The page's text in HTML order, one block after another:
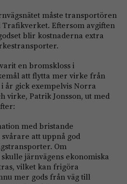
måste transportören
Eftersom avgiften
blir kostnaderna extra
en bromskloss i
att flytta mer virke från
år gick exempelvis Norra
virke, Patrik Jonsson, ut med
med bristande
att uppnå god
Om
järnvägens ekonomiska
vilket kan frigöra
mer gods från väg till